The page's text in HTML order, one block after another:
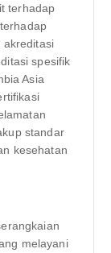
terhadap
akreditasi
spesifik
Asia
standar
kesehatan
melayani